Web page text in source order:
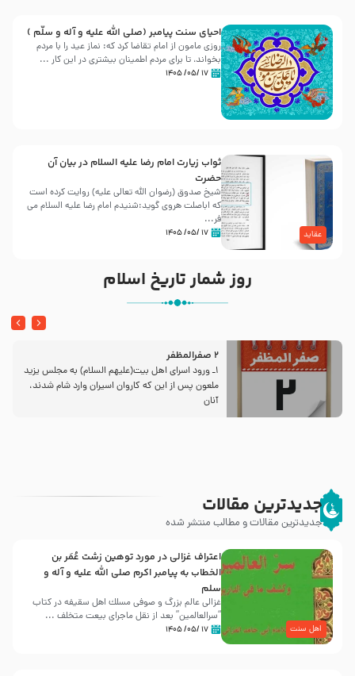
احیای سنت پیامبر (صلی الله علیه و آله و سلّم )
روزی مامون از امام تقاضا کرد که: نماز عید را با مردم
بخواند، تا برای مردم اطمینان بیشتری در این کار ...
۱۷ /۰۵/ ۱۴۰۵
عقاید
ثواب زیارت امام رضا علیه السلام در بیان آن
حضرت
شیخ صدوق (رضوان الله تعالی علیه) روایت کرده است
که اباصلت هروی گوید:شنیدم امام رضا علیه السلام می
فر...
۱۷ /۰۵/ ۱۴۰۵
روز شمار تاریخ اسلام
2 صفرالمظفر
1ـ ورود اسراى اهل بیت‌(علیهم السلام) به مجلس یزید
ملعون پس از این كه كاروان اسیران وارد شام شدند،
آنان
جدیدترین مقالات
جدیدترین مقالات و مطالب منتشر شده
اهل سنت
اعتراف غزالی در مورد توهین زشت عُمَر بن
الخطاب به پیامبر اکرم صلی الله علیه و آله و
سلم
غزالی عالم بزرگ و صوفی مسلك اهل سقيفه در کتاب
“سرالعالمین” بعد از نقل ماجرای بیعت متخلف ...
۱۷ /۰۵/ ۱۴۰۵